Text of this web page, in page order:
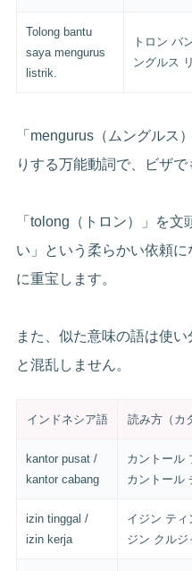
Tolong bantu
saya mengurus
listrik.
トロン バ
ングルス
「mengurus（ムングルス
りする万能動詞で、ビザで
「tolong（トロン）」を
い」という柔らかい依頼
に重宝します。
また、似た意味の語は使
と混乱しません。
インドネシア語 読み方（カ
kantor pusat /
kantor cabang
カントール
カントール
izin tinggal /
izin kerja
イジン ティ
ジン クルジ